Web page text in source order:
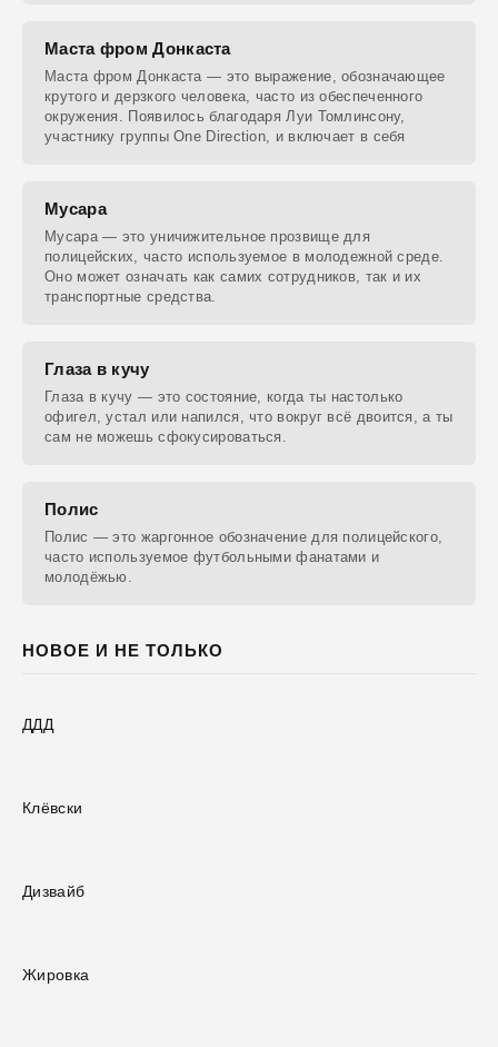
НОВОЕ И НЕ ТОЛЬКО
ДДД
Клёвски
Дизвайб
Жировка
Маста фром Донкаста
Маста фром Донкаста — это выражение, обозначающее
крутого и дерзкого человека, часто из обеспеченного
окружения. Появилось благодаря Луи Томлинсону,
участнику группы One Direction, и включает в себя
Мусара
Мусара — это уничижительное прозвище для
полицейских, часто используемое в молодежной среде.
Оно может означать как самих сотрудников, так и их
транспортные средства.
Глаза в кучу
Глаза в кучу — это состояние, когда ты настолько
офигел, устал или напился, что вокруг всё двоится, а ты
сам не можешь сфокусироваться.
Полис
Полис — это жаргонное обозначение для полицейского,
часто используемое футбольными фанатами и
молодёжью.